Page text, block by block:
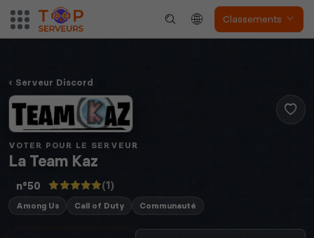
Classements
Serveur Discord
VOTER POUR LE SERVEUR
La Team Kaz
n°50 (1)
Among Us Call of Duty Communauté